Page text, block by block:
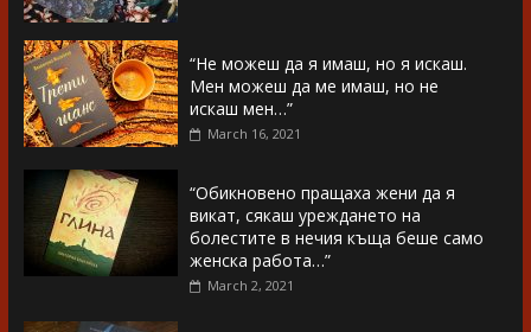
“Не можеш да я имаш, но я искаш.
Мен можеш да ме имаш, но не
искаш мен…”
March 16, 2021
“Обикновено пращаха жени да я
викат, сякаш уреждането на
болестите в нечия къща беше само
женска работа…”
March 2, 2021